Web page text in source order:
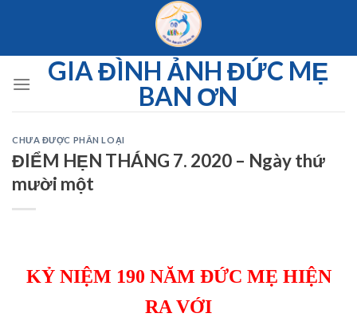
GIA ĐÌNH ẢNH ĐỨC MẸ
BAN ƠN
CHƯA ĐƯỢC PHÂN LOẠI
ĐIỂM HẸN THÁNG 7. 2020 – Ngày thứ
mười một
KỶ NIỆM 190 NĂM ĐỨC MẸ HIỆN
RA VỚI